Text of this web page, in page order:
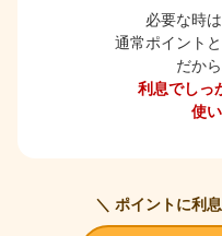
必要な時
通常ポイント
だか
利息でしっ
使
＼ ポイントに利